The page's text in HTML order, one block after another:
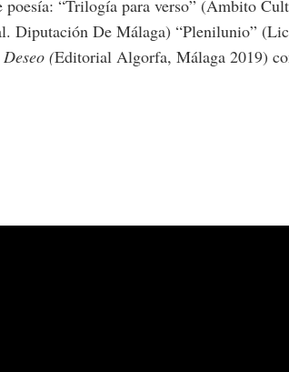
“Trilogía para verso” (Ámbito
De Málaga) “Plenilunio”
(Editorial Algorfa, Málaga 2019)